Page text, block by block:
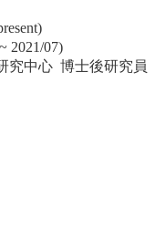
2021/07)
究中心 博士後研究員